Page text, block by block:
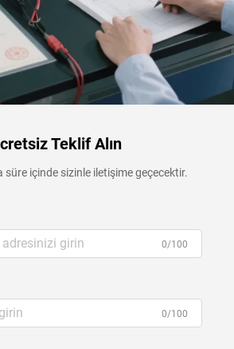
Teklif Alın
süre içinde sizinle iletişime geçecektir.
0/100
0/100